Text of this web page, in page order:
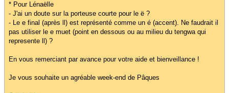
* Pour Lénaëlle
- J'ai un doute sur la porteuse courte pour le ë ?
- Le e final (après ll) est représenté comme un é (accent). Ne faudrait il
pas utiliser le e muet (point en dessous ou au milieu du tengwa qui
represente ll) ?
En vous remerciant par avance pour votre aide et bienveillance !
Je vous souhaite un agréable week-end de Pâques